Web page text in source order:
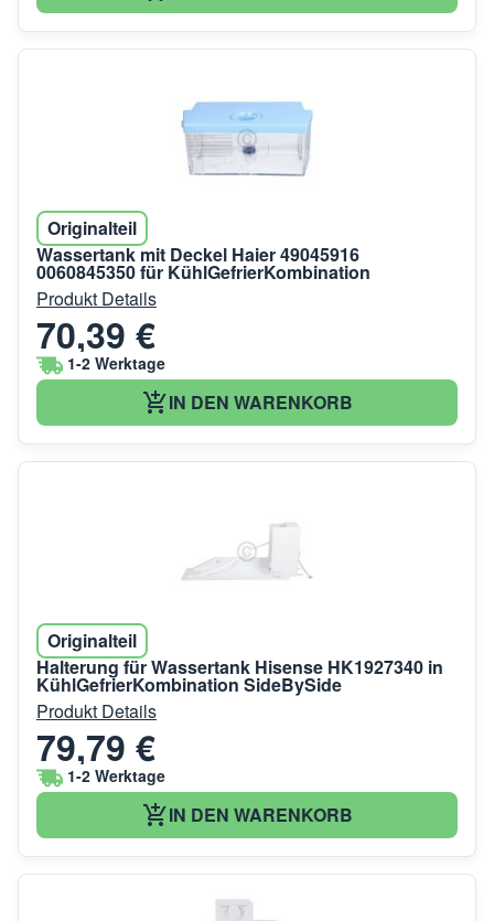
Originalteil
Wassertank mit Deckel Haier 49045916
0060845350 für KühlGefrierKombination
Produkt Details
70,39 €
1-2 Werktage
IN DEN WARENKORB
Originalteil
Halterung für Wassertank Hisense HK1927340 in
KühlGefrierKombination SideBySide
Produkt Details
79,79 €
1-2 Werktage
IN DEN WARENKORB